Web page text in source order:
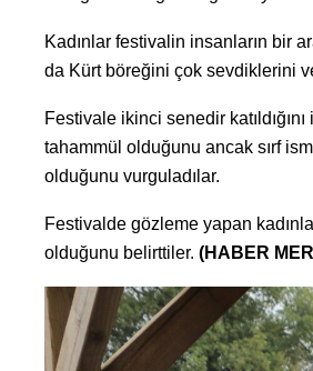
Kadınlar festivalin insanların bir
da Kürt böreğini çok sevdiklerini
Festivale ikinci senedir
tahammül olduğunu ancak sırf
olduğunu vurguladılar.
Festivalde gözleme yapan
olduğunu belirttiler. (HABER